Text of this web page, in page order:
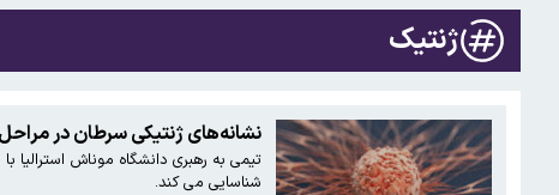
امام جمعه ساری:مذاکره درباره تنگه هرمز در شرایط
قشقاوی:چارچوب کلی مذاکرات ایران و عمان بر سر تنگه هرمز
«توافقنامه دفاعی مکه» رسما امضا شد
ژنتیک
نشانه‌های ژنتیکی سرطان در
تیمی به رهبری دانشگاه موناش
شناسایی می کند.